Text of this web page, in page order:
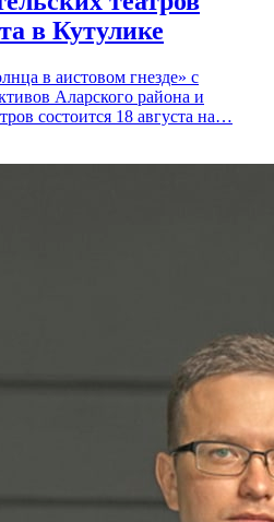
в Кутулике
в аистовом гнезде» с
Аларского района и
состоится 18 августа на…